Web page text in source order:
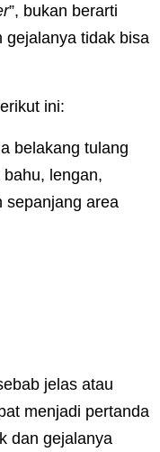
”, bukan berarti
gejalanya tidak bisa
ini:
belakang tulang
lengan,
sepanjang area
jelas atau
menjadi pertanda
dan gejalanya